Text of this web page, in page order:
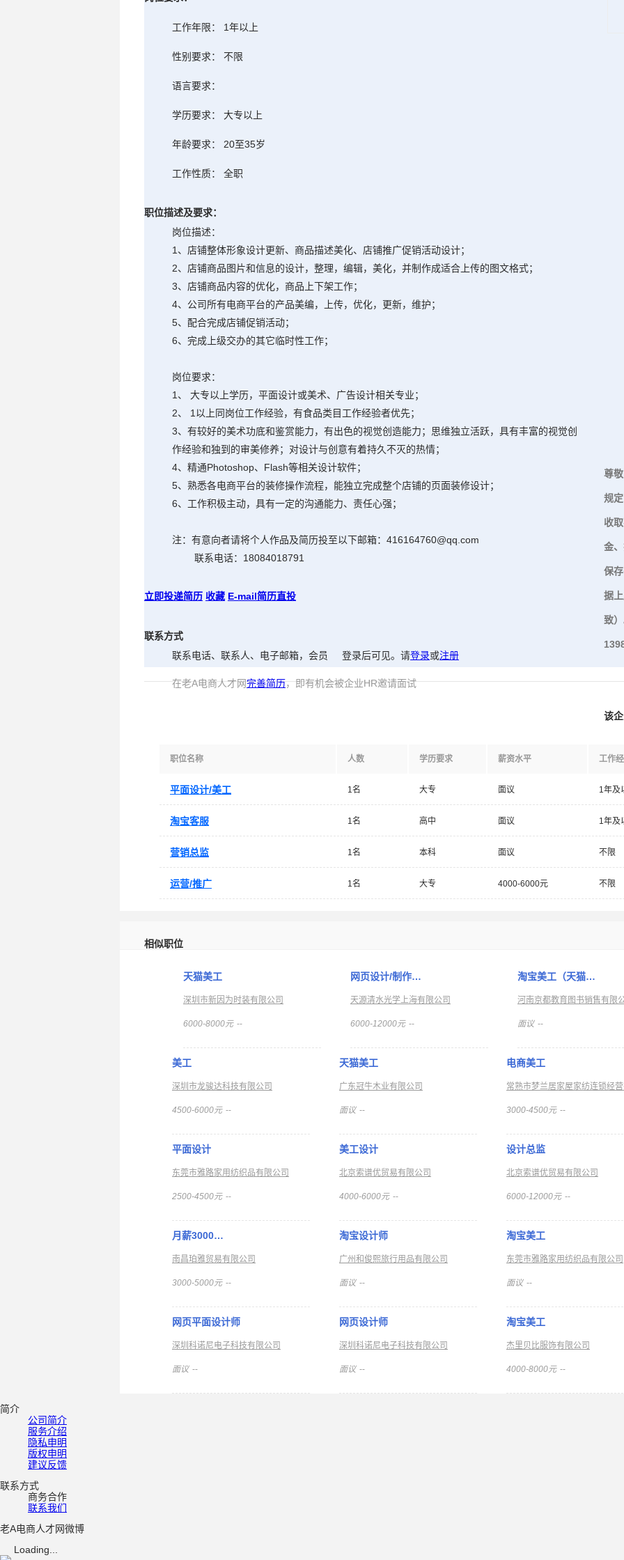
工作年限： 1年以上
性别要求： 不限
语言要求：
学历要求： 大专以上
年龄要求： 20至35岁
工作性质： 全职
职位描述及要求：
岗位描述：
1、店铺整体形象设计更新、商品描述美化、店铺推广促销活动设计；
2、店铺商品图片和信息的设计，整理，编辑，美化，并制作成适合上传的图文格式；
3、店铺商品内容的优化，商品上下架工作；
4、公司所有电商平台的产品美编，上传，优化，更新，维护；
5、配合完成店铺促销活动；
6、完成上级交办的其它临时性工作；
岗位要求：
1、 大专以上学历，平面设计或美术、广告设计相关专业；
2、 1以上同岗位工作经验，有食品类目工作经验者优先；
3、有较好的美术功底和鉴赏能力，有出色的视觉创造能力；思维独立活跃，具有丰富的视觉创
作经验和独到的审美修养；对设计与创意有着持久不灭的热情；
4、精通Photoshop、Flash等相关设计软件；
5、熟悉各电商平台的装修操作流程，能独立完成整个店铺的页面装修设计；
6、工作积极主动，具有一定的沟通能力、责任心强；
注：有意向者请将个人作品及简历投至以下邮箱： 416164760@qq.com
联系电话：18084018791
立即投递简历 收藏 E-mail简历直投
联系方式
联系电话、联系人、电子邮箱，会员
登录后可见。请登录或注册
在老A电商人才网完善简历，即有机会被企业HR邀请面试
尊
规
收
金
保
据
致
该
职位名称 人数 学历要求 薪资水平 工作
平面设计/美工 1名 大专 面议 1年及
淘宝客服 1名 高中 面议 1年及
营销总监 1名 本科 面议 不限
运营/推广 1名 大专 4000-6000元 不限
相似职位
天猫美工
深圳市新因为时装有限公司
6000-8000元 --
网页设计/制作…
天源清水光学上海有限公司
6000-12000元 --
淘宝美工（天猫…
河南京都教育图书销售有限
面议 --
美工
深圳市龙骏达科技有限公司
4500-6000元 --
天猫美工
广东冠牛木业有限公司
面议 --
电商美工
3000-4500元 --
平面设计
东莞市雅路家用纺织品有限公司
2500-4500元 --
美工设计
北京索谱优贸易有限公司
4000-6000元 --
设计总监
北京索谱优贸易有限公司
6000-12000元 --
月薪3000…
南昌珀雅贸易有限公司
3000-5000元 --
淘宝设计师
广州和俊熙旅行用品有限公司
面议 --
淘宝美工
东莞市雅路家用纺织品有限公司
面议 --
网页平面设计师
深圳科诺尼电子科技有限公司
面议 --
网页设计师
深圳科诺尼电子科技有限公司
面议 --
淘宝美工
杰里贝比服饰有限公司
4000-8000元 --
简介
公司简介
服务介绍
隐私申明
版权申明
建议反馈
联系方式
商务合作
联系我们
老A电商人才网微博
Loading...